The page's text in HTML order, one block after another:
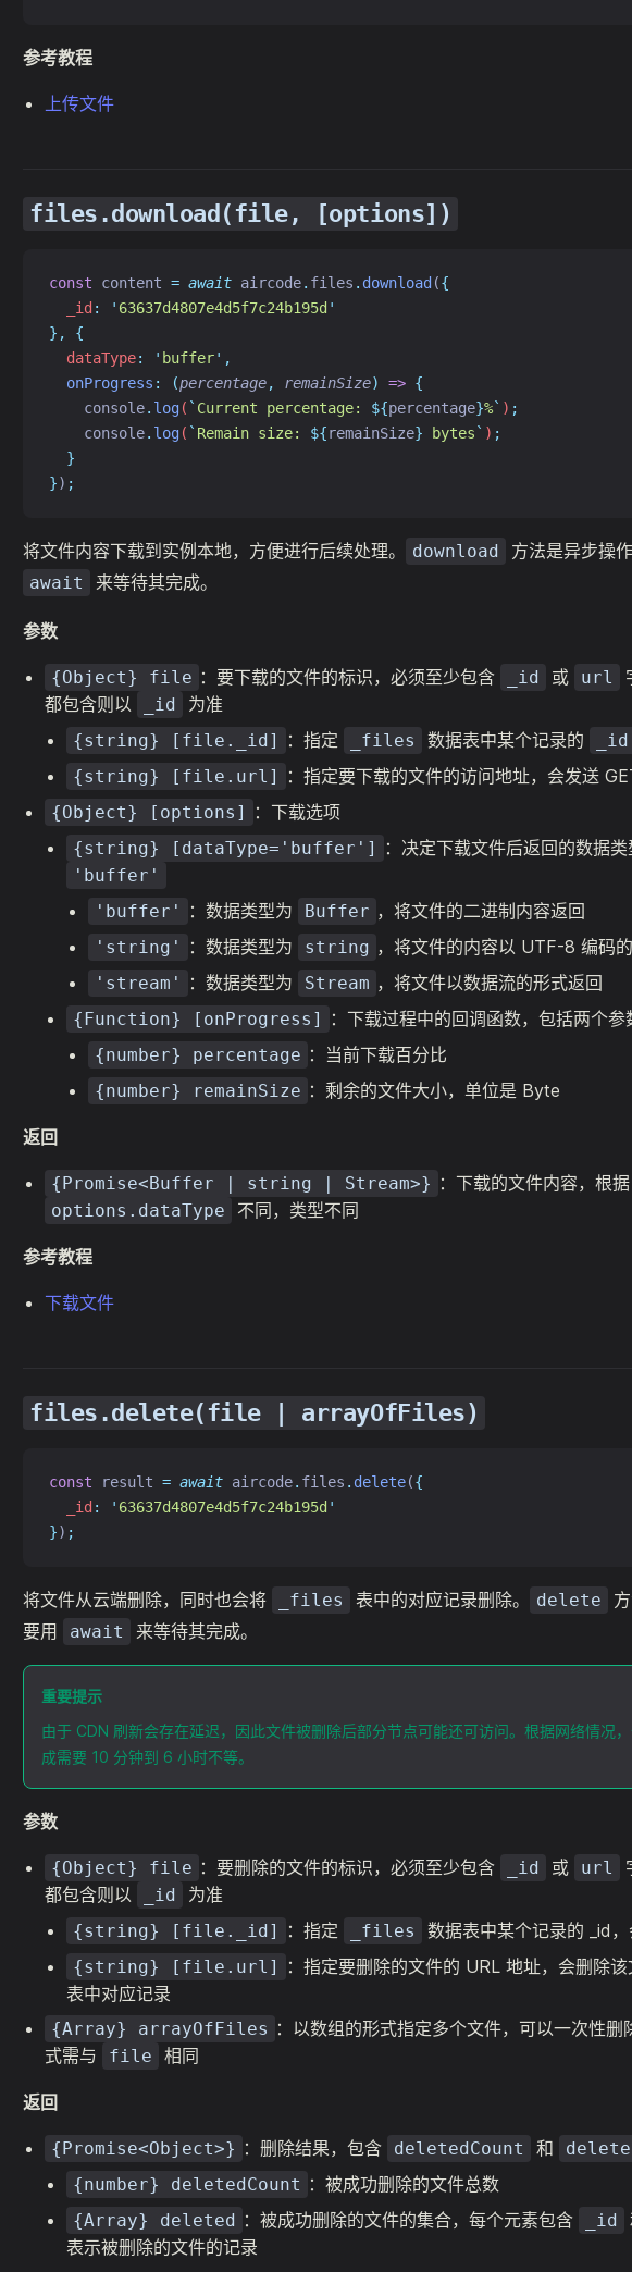
参考教程
上传文件
files.download(file, [options])
const content = await aircode. files . download ({
_id : ' 63637d4807e4d5f7c24b195d '
},
{
dataType: ' buffer' ,
onProgress : (percentage, remainSize) => {
console. log( ` Current percentage: ${percentage}%` ) ;
console. log( ` Remain size: ${remainSize} bytes ` ) ;
}
}) ;
将文件内容下载到实例本地，方便进行后续处理。 download 方法是异步操
await 来等待其完成。
参数
{Object} file ：要下载的文件的标识，必须至少包含 _id 或 url
都包含则以
_id 为准
{string} [file._id] ：指定 _files 数据表中某个记录的
_id
{string} [file.url]
：指定要下载的文件的访问地址，会发送
{Object} [options] ：下载选项
{string} [dataType='buffer'] ：决定下载文件后返回的数据
'buffer'
'buffer'
：数据类型为 Buffer ，将文件的二进制内容返回
'string' ：数据类型为 string ，将文件的内容以 UTF-8 编码
'stream' ：数据类型为 Stream ，将文件以数据流的形式返回
{Function} [onProgress] ：下载过程中的回调函数，包括两个参
{number} percentage ：当前下载百分比
{number} remainSize ：剩余的文件大小，单位是 Byte
返回
{Promise<Buffer | string | Stream>} ：下载的文件内容，根据
options.dataType 不同，类型不同
参考教程
下载文件
files.delete(file | arrayOfFiles)
const result = await aircode. files . delete({
_id : ' 63637d4807e4d5f7c24b195d '
}) ;
将文件从云端删除，同时也会将 _files 表中的对应记录删除。 delete
要用
await 来等待其完成。
重要提示
由于 CDN 刷新会存在延迟，因此文件被删除后部分节点可能还可访问。根据网络情况
成需要 10 分钟到 6 小时不等。
参数
{Object} file ：要删除的文件的标识，必须至少包含 _id 或 url
都包含则以
_id 为准
{string} [file._id] ：指定 _files 数据表中某个记录的 _id
{string} [file.url]
：指定要删除的文件的 URL 地址，会删除
表中对应记录
{Array} arrayOfFiles ：以数组的形式指定多个文件，可以一次性删
式需与
file 相同
返回
{Promise<Object>} ：删除结果，包含 deletedCount 和
{number} deletedCount ：被成功删除的文件总数
{Array} deleted ：被成功删除的文件的集合，每个元素包含 _id
表示被删除的文件的记录